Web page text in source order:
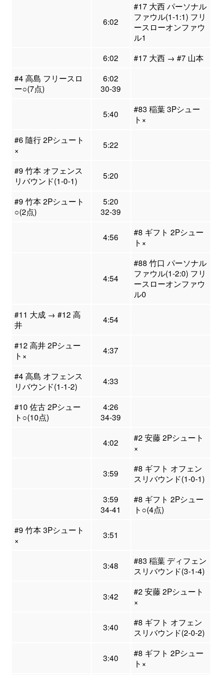
6:02
#17 大西 パーソナル
ファウル(1-1:1) フリ
ースローオンファウ
ル1
6:02
#17 大西 → #7 山本
#4 高島 フリースロ
ー○(7点)
6:02
30-39
5:40
#83 稲葉 3Pシュー
ト×
#6 隨行 2Pシュート
×
5:22
#9 竹本 オフェンス
リバウンド(1-0-1)
5:20
#9 竹本 2Pシュート
○(2点)
5:20
32-39
4:56
#8 ギフト 2Pシュー
ト×
4:54
#88 竹口 パーソナル
ファウル(1-2:0) フリ
ースローオンファウ
ル0
#11 大成 → #12 高
井
4:54
#12 高井 2Pシュー
ト×
4:37
#4 高島 オフェンス
リバウンド(1-1-2)
4:33
#10 佐古 2Pシュー
ト○(10点)
4:26
34-39
4:02
#2 安藤 2Pシュート
×
3:59
#8 ギフト オフェン
スリバウンド(1-0-1)
3:59
34-41
#8 ギフト 2Pシュー
ト○(4点)
#9 竹本 3Pシュート
×
3:51
3:48
#83 稲葉 ディフェン
スリバウンド(3-1-4)
3:42
#2 安藤 2Pシュート
×
3:40
#8 ギフト オフェン
スリバウンド(2-0-2)
3:40
#8 ギフト 2Pシュー
ト×